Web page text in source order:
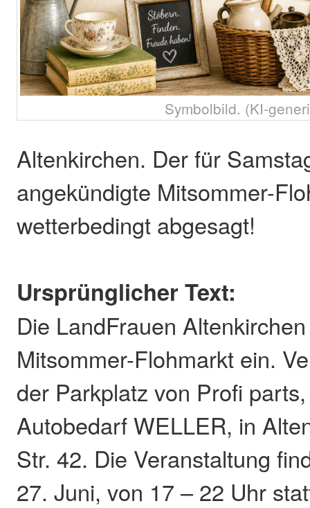
Symbolbild. (KI-
Altenkirchen. Der für
angekündigte Mitsommer-
wetterbedingt abgesagt!
Ursprünglicher Text:
Die LandFrauen
Mitsommer-Flohmarkt ein.
der Parkplatz von Profi
Autobedarf WELLER, in
Str. 42. Die Veranstaltung
27. Juni, von 17 – 22 Uhr